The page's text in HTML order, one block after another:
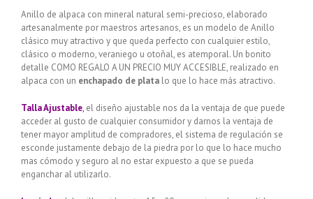
Anillo de alpaca con mineral natural semi-precioso, elaborado
artesanalmente por maestros artesanos, es un modelo de Anillo
clásico muy atractivo y que queda perfecto con cualquier estilo,
clásico o moderno, veraniego u otoñal, es atemporal. Un bonito
detalle COMO REGALO A UN PRECIO MUY ACCESIBLE, realizado en
alpaca con un enchapado de plata lo que lo hace más atractivo.
Talla Ajustable, el diseño ajustable nos da la ventaja de que puede
acceder al gusto de cualquier consumidor y darnos la ventaja de
tener mayor amplitud de compradores, el sistema de regulación se
esconde justamente debajo de la piedra por lo que lo hace mucho
mas cómodo y seguro al no estar expuesto a que se pueda
enganchar al utilizarlo.